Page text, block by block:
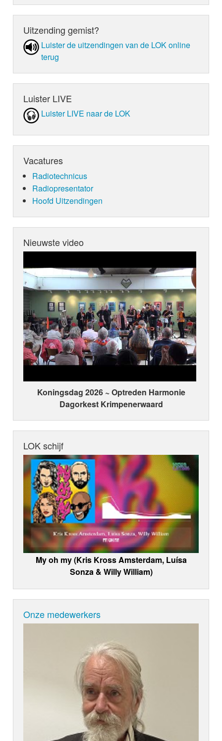
Uitzending gemist?
Luister de uit­zen­din­gen van de LOK online
terug
Luister LIVE
Luister LIVE naar de LOK
Vacatures
Radiotechnicus
Radiopresentator
Hoofd Uitzendingen
Nieuwste video
Koningsdag 2026 ~ Optreden Harmonie
Dagorkest Krimpenerwaard
LOK schijf
My oh my (Kris Kross Amsterdam, Luísa
Sonza & Willy William)
Onze medewerkers